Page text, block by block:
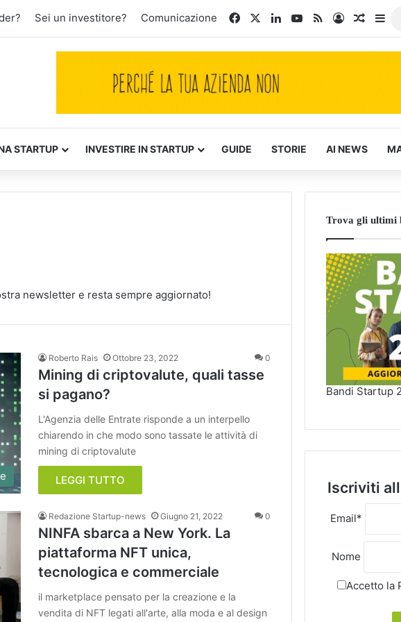
Sei un investitore? Comunicazione FacebookLinkedInYou Tube
RSSAccedi
STARTUP INVESTIRE IN STARTUP GUIDE STORIE AI NEWS
newsletter e resta sempre aggiornato!
Roberto Rais Ottobre 23, 2022 0
Mining di criptovalute, quali tasse
si pagano?
L'Agenzia delle Entrate risponde a un interpello
chiarendo in che modo sono tassate le attività di
mining di criptovalute
LEGGI TUTTO
Redazione Startup-news Giugno 21, 2022 0
NINFA sbarca a New York. La
piattaforma NFT unica,
tecnologica e commerciale
il marketplace pensato per la creazione e la
vendita di NFT legati all'arte, alla moda e al design
Trova gli ultimi
Bandi Startup
Iscriviti
Email*
Nome
Accetto la